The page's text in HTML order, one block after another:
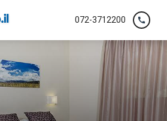
call
072-3712200